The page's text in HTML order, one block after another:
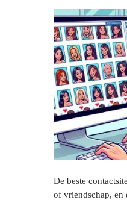
De beste
of vriendschap, en